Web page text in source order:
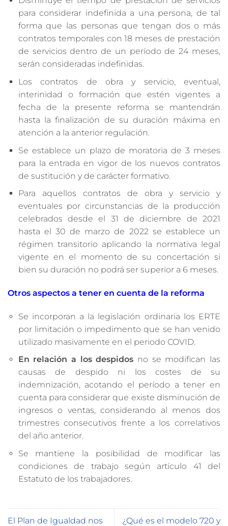
para considerar indefinida a una persona, de tal
forma que las personas que tengan dos o más
contratos temporales con 18 meses de prestación
de servicios dentro de un período de 24 meses,
serán consideradas indefinidas.
Los contratos de obra y servicio, eventual,
interinidad o formación que estén vigentes a
fecha de la presente reforma se mantendrán
hasta la finalización de su duración máxima en
atención a la anterior regulación.
Se establece un plazo de moratoria de 3 meses
para la entrada en vigor de los nuevos contratos
de sustitución y de carácter formativo.
Para aquellos contratos de obra y servicio y
eventuales por circunstancias de la producción
celebrados desde el 31 de diciembre de 2021
hasta el 30 de marzo de 2022 se establece un
régimen transitorio aplicando la normativa legal
vigente en el momento de su concertación si
bien su duración no podrá ser superior a 6 meses.
Otros aspectos a tener en cuenta de la reforma
Se incorporan a la legislación ordinaria los ERTE
por limitación o impedimento que se han venido
utilizado masivamente en el periodo COVID.
En relación a los despidos no se modifican las
causas de despido ni los costes de su
indemnización, acotando el período a tener en
cuenta para considerar que existe disminución de
ingresos o ventas, considerando al menos dos
trimestres consecutivos frente a los correlativos
del año anterior.
Se mantiene la posibilidad de modificar las
condiciones de trabajo según artículo 41 del
Estatuto de los trabajadores.
El Plan de Igualdad nos
¿Qué es el modelo 720 y